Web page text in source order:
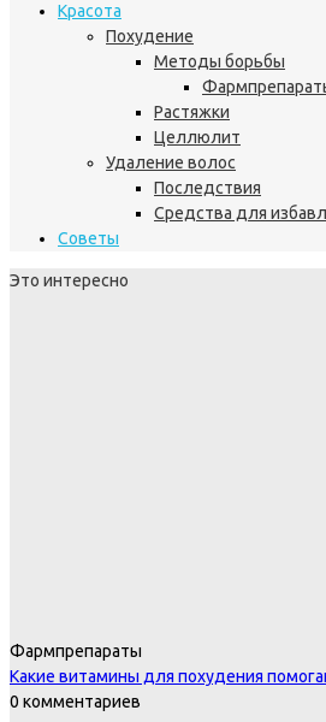
Красота
Похудение
Методы борьбы
Растяжки
Целлюлит
Удаление волос
Последствия
Средства для
Советы
Это интересно
Фармпрепараты
Какие витамины для похудения
0 комментариев